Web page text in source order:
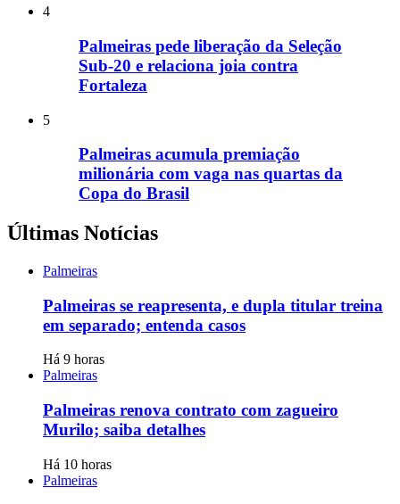
4
Palmeiras pede liberação da Seleção
Sub-20 e relaciona joia contra
Fortaleza
5
Palmeiras acumula premiação
milionária com vaga nas quartas da
Copa do Brasil
Últimas Notícias
Palmeiras
Palmeiras se reapresenta, e dupla titular treina
em separado; entenda casos
Há 9 horas
Palmeiras
Palmeiras renova contrato com zagueiro
Murilo; saiba detalhes
Há 10 horas
Palmeiras